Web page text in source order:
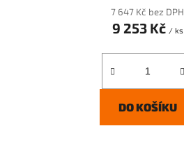
7 647 Kč bez DPH
9 253 Kč / ks
DO KOŠÍKU